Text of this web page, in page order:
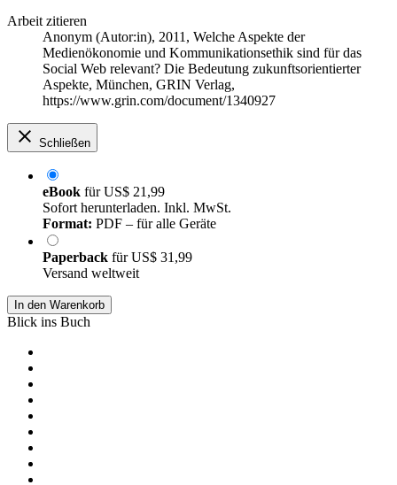
Arbeit zitieren
Anonym (Autor:in), 2011, Welche Aspekte der
Medienökonomie und Kommunikationsethik sind für das
Social Web relevant? Die Bedeutung zukunftsorientierter
Aspekte, München, GRIN Verlag,
https://www.grin.com/document/1340927
Schließen
eBook fürUS$ 21,99
Sofort herunterladen. Inkl. MwSt.
Format: PDF – für alle Geräte
Paperback fürUS$ 31,99
Versand weltweit
In den Warenkorb
Blick ins Buch